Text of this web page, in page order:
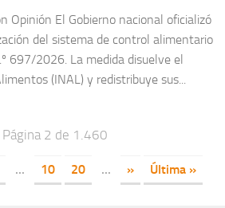
Opinión El Gobierno nacional oficializó
del sistema de control alimentario
697/2026. La medida disuelve el
(INAL) y redistribuye sus...
Página 2 de 1.460
... 10 20 ... » Última »